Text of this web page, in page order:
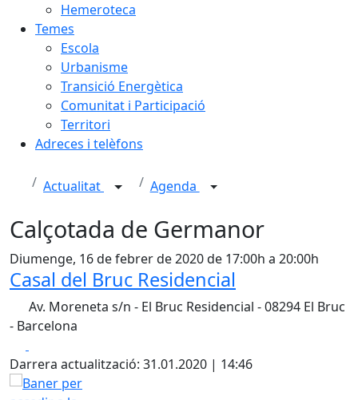
Hemeroteca
Temes
Escola
Urbanisme
Transició Energètica
Comunitat i Participació
Territori
Adreces i telèfons
Actualitat Agenda
Calçotada de Germanor
Diumenge, 16 de febrer de 2020 de 17:00h a 20:00h
Casal del Bruc Residencial
Av. Moreneta s/n - El Bruc Residencial - 08294 El Bruc
- Barcelona
Darrera actualització: 31.01.2020 | 14:46